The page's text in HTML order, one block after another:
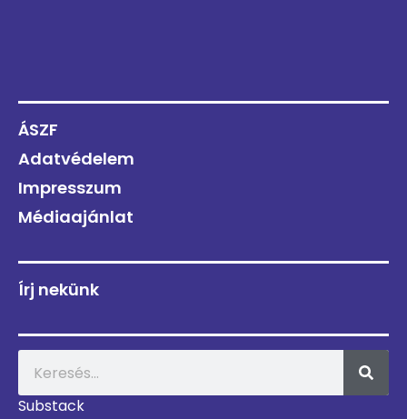
ÁSZF
Adatvédelem
Impresszum
Médiaajánlat
Írj nekünk
Substack